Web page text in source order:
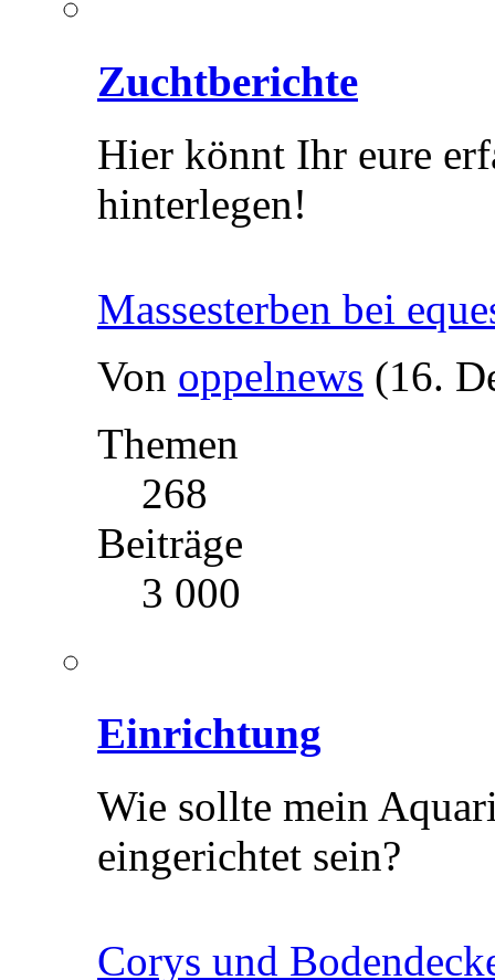
Zuchtberichte
Hier könnt Ihr eure
hinterlegen!
Massesterben bei
Von oppelnews (16.
Themen
268
Beiträge
3 000
Einrichtung
Wie sollte mein
eingerichtet sein?
Corys und